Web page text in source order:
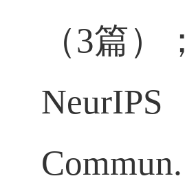
（3篇）；
NeurIPS
Commun.